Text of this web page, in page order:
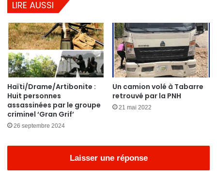
LIRE AUSSI
Haïti/Drame/Artibonite :
Huit personnes
assassinées par le groupe
criminel ‘Gran Grif’
26 septembre 2024
Un camion volé à Tabarre
retrouvé par la PNH
21 mai 2022
Laisser une réponse